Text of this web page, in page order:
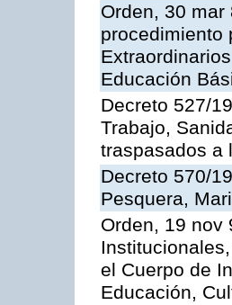
Orden, 30
procedimiento
Educación
Decreto 527/
Trabajo,
traspasados a
Decreto 570/
Pesquera,
Orden, 19 nov
el Cuerpo de
Educación,